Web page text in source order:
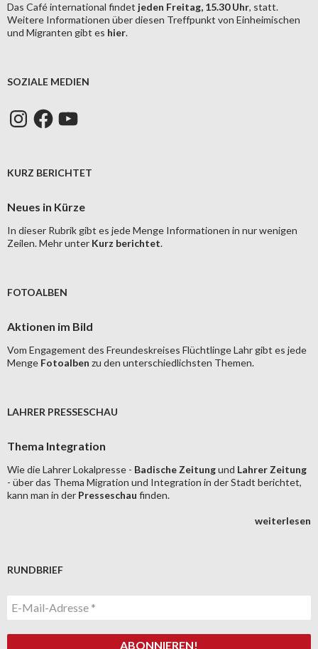
Das Café international findet jeden Freitag, 15.30 Uhr, statt.
Weitere Informationen über diesen Treffpunkt von Einheimischen
und Migranten gibt es hier.
SOZIALE MEDIEN
InstagramFacebookYouTube
KURZ BERICHTET
Neues in Kürze
In dieser Rubrik gibt es jede Menge Informationen in nur wenigen
Zeilen. Mehr unter Kurz berichtet.
FOTOALBEN
Aktionen im Bild
Vom Engagement des Freundeskreises Flüchtlinge Lahr gibt es jede
Menge Fotoalben zu den unterschiedlichsten Themen.
LAHRER PRESSESCHAU
Thema Integration
Wie die Lahrer Lokalpresse - Badische Zeitungund Lahrer Zeitung
- über das Thema Migration und Integration in der Stadt berichtet,
kann man in der Presseschau finden.
weiterlesen
RUNDBRIEF